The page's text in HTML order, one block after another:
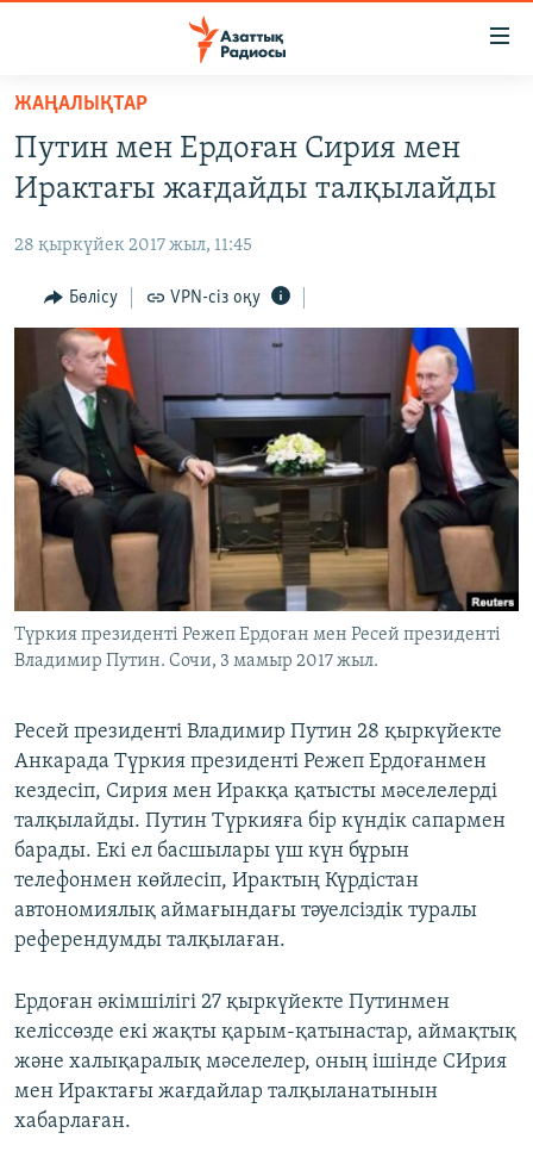
Skip
main
content
Skip
to
Navigation
Skip
Search
САЯСАТ
AZATTYQTV
ҚАҢТАР ОҚИҒАСЫ
АДАМ ҚҰҚЫҚТАРЫ
ӘЛЕУМЕТ
ӘЛЕМ
АРНАЙЫ ЖОБАЛАР
Русский
ЖАЗЫЛЫҢЫЗ
Басқа тілдерде
ЖАҢАЛЫҚТАР
Путин мен Ердоған Сирия мен
Ирактағы жағдайды талқылайды
28 қыркүйек 2017 жыл, 11:45
Бөлісу VPN-сіз оқу
Түркия президенті Режеп Ердоған мен Ресей президенті
Владимир Путин. Сочи, 3 мамыр 2017 жыл.
Ресей президенті Владимир Путин 28 қыркүйекте
Анкарада Түркия президенті Режеп Ердоғанмен
кездесіп, Сирия мен Иракқа қатысты мәселелерді
талқылайды. Путин Түркияға бір күндік сапармен
барады. Екі ел басшылары үш күн бұрын
телефонмен көйлесіп, Ирактың Күрдістан
автономиялық аймағындағы тәуелсіздік туралы
референдумды талқылаған.
Ердоған әкімшілігі 27 қыркүйекте Путинмен
келіссөзде екі жақты қарым-қатынастар, аймақтық
және халықаралық мәселелер, оның ішінде СИрия
мен Ирактағы жағдайлар талқыланатынын
хабарлаған.